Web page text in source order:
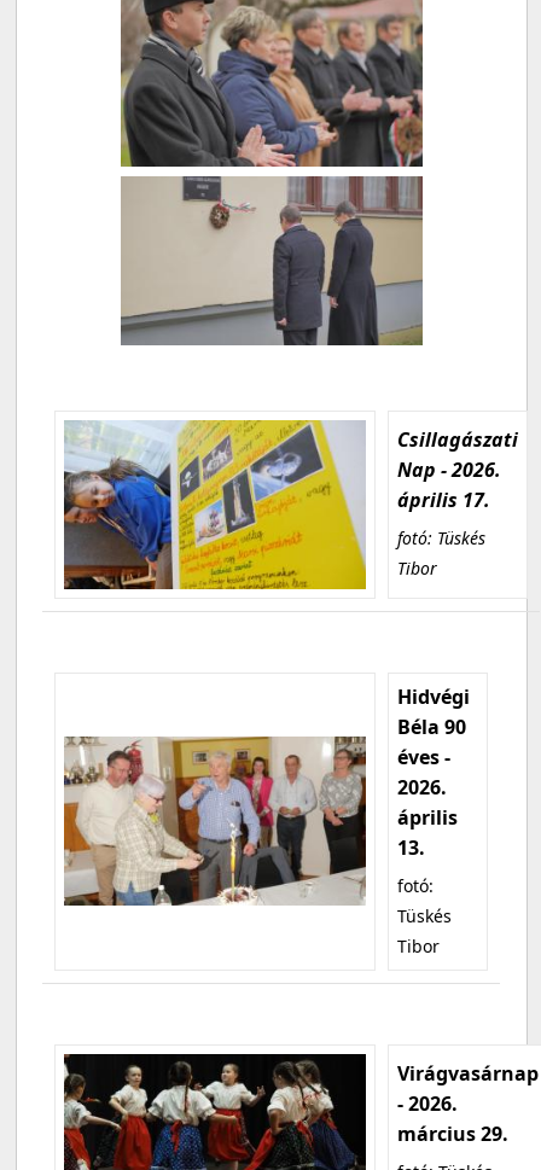
Csillagászati
Nap - 2026.
április 17.
fotó: Tüskés
Tibor
Hidvégi
Béla 90
éves -
2026.
április
13.
fotó:
Tüskés
Tibor
Virágvasárnap
- 2026.
március 29.